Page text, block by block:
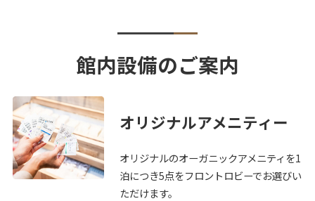
館内設備のご案内
オリジナルアメニティー
オリジナルのオーガニックアメニティを1
泊につき5点をフロントロビーでお選びい
ただけます。